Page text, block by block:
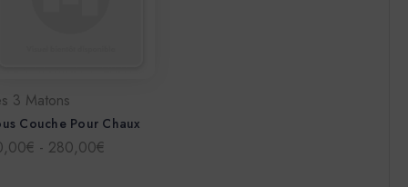
3 Matons
Couche Pour Chaux
- 280,00€